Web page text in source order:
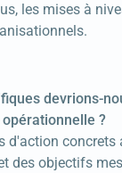
les mises à
devrions-
?
d'action concrets
des objectifs